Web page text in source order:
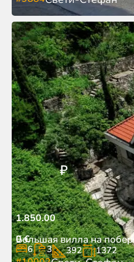
1.850.00
0€
₽
Большая вилла на
6 3 392 1372